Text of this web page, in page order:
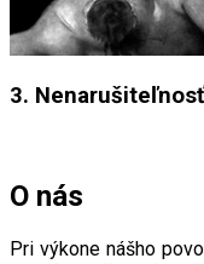
3. Nenarušiteľnosť
O nás
Pri výkone nášho